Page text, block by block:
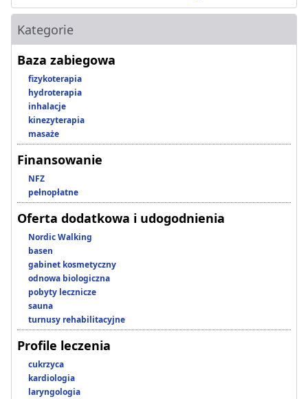
Kategorie
Baza zabiegowa
fizykoterapia
hydroterapia
inhalacje
kinezyterapia
masaże
Finansowanie
NFZ
pełnopłatne
Oferta dodatkowa i udogodnienia
Nordic Walking
basen
gabinet kosmetyczny
odnowa biologiczna
pobyty lecznicze
sauna
turnusy rehabilitacyjne
Profile leczenia
cukrzyca
kardiologia
laryngologia